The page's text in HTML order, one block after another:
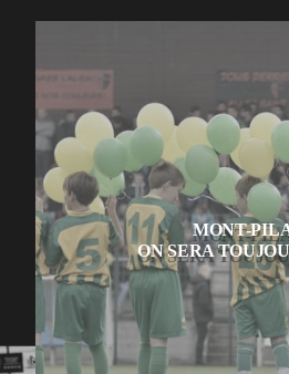
MONT-
ON SERA